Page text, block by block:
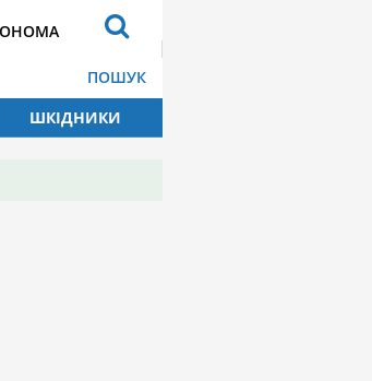
ПОШУК
ШКІДНИКИ